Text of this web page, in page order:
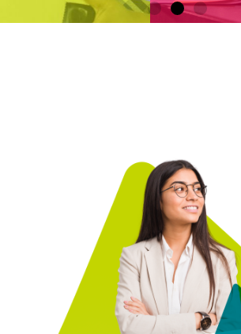
Écouter,
étudier,
contribuer
DÉCOUVREZ
NOTRE ÉQUIPE